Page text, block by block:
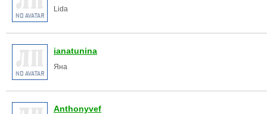
Lida
ianatunina
Яна
Anthonyvef